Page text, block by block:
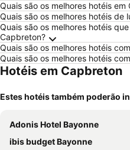
Quais são os melhores hotéis em
Quais são os melhores hotéis de
Quais são os melhores hotéis
Capbreton?
Quais são os melhores hotéis
Quais são os melhores hotéis
Hotéis em Capbreton
Estes hotéis também poderão
Adonis Hotel Bayonne
ibis budget Bayonne